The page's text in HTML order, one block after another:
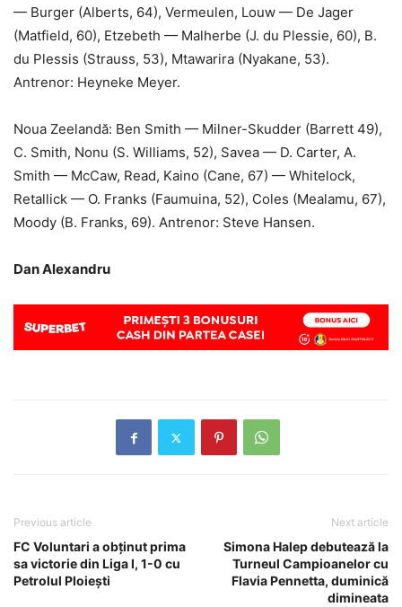
— Burger (Alberts, 64), Vermeulen, Louw — De Jager
(Matfield, 60), Etzebeth — Malherbe (J. du Plessie, 60), B.
du Plessis (Strauss, 53), Mtawarira (Nyakane, 53).
Antrenor: Heyneke Meyer.
Noua Zeelandă: Ben Smith — Milner-Skudder (Barrett 49),
C. Smith, Nonu (S. Williams, 52), Savea — D. Carter, A.
Smith — McCaw, Read, Kaino (Cane, 67) — Whitelock,
Retallick — O. Franks (Faumuina, 52), Coles (Mealamu, 67),
Moody (B. Franks, 69). Antrenor: Steve Hansen.
Dan Alexandru
Previous article
FC Voluntari a obținut prima
sa victorie din Liga I, 1-0 cu
Petrolul Ploiești
Next article
Simona Halep debutează la
Turneul Campioanelor cu
Flavia Pennetta, duminică
dimineata